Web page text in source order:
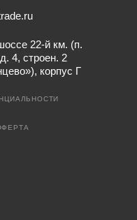
22-й км. (п.
4, строен. 2
корпус Г